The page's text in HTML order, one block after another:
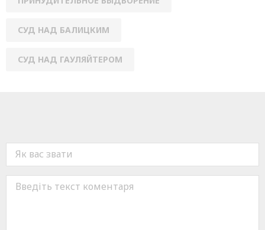
СУД НАД БАЛИЦКИМ
СУД НАД ГАУЛЯЙТЕРОМ